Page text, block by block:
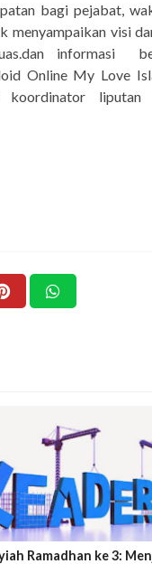
bagi pejabat,
visi
informasi
Online My Love
koordinator
Ramadhan ke 3: